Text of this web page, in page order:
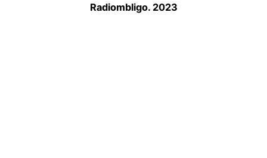
Radiombligo. 2023